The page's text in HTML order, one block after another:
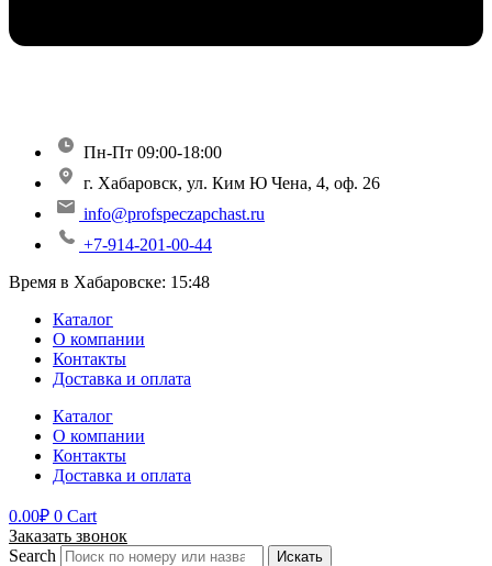
Пн-Пт 09:00-18:00
г. Хабаровск, ул. Ким Ю Чена, 4, оф. 26
info@profspeczapchast.ru
+7-914-201-00-44
Время в Хабаровске: 15:48
Каталог
О компании
Контакты
Доставка и оплата
Каталог
О компании
Контакты
Доставка и оплата
0.00₽ 0 Cart
Заказать звонок
Search
Искать